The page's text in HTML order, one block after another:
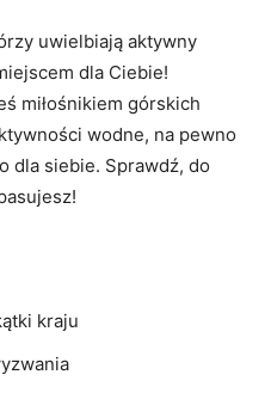
uwielbiają aktywny
dla⁤ Ciebie!
miłośnikiem górskich
‍wodne, na pewno
dla siebie. Sprawdź, ‌do
kraju